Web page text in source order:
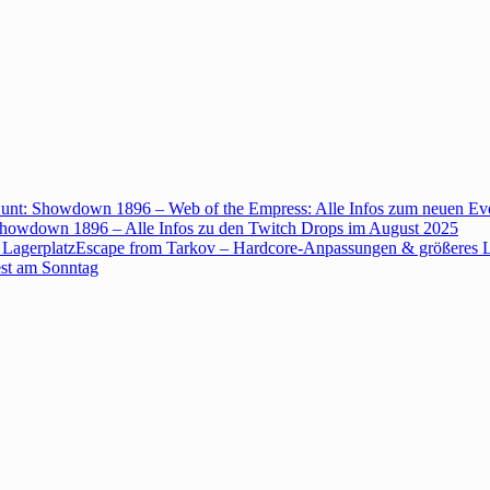
Showdown 1896 – Web of the Empress: Alle Infos zum neuen
1896 – Alle Infos zu den Twitch Drops im August 2025
Escape from Tarkov – Hardcore-Anpassungen & größeres
am Sonntag